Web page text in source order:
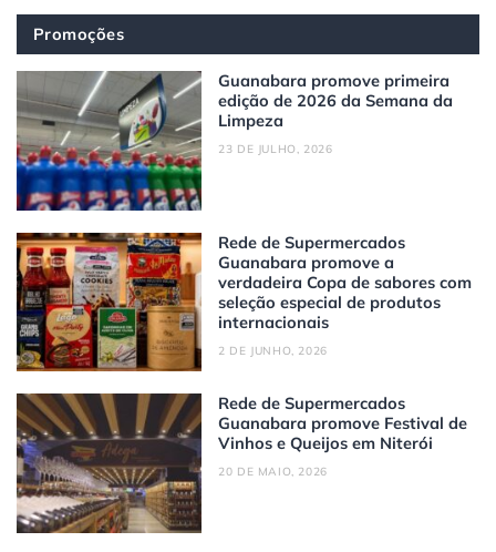
Promoções
Guanabara promove primeira
edição de 2026 da Semana da
Limpeza
23 DE JULHO, 2026
Rede de Supermercados
Guanabara promove a
verdadeira Copa de sabores com
seleção especial de produtos
internacionais
2 DE JUNHO, 2026
Rede de Supermercados
Guanabara promove Festival de
Vinhos e Queijos em Niterói
20 DE MAIO, 2026